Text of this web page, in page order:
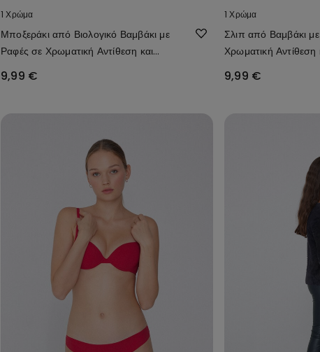
1 Χρώμα
Μποξεράκι από Βιολογικό Βαμβάκι με
Ραφές σε Χρωματική Αντίθεση και
9,99 €
1 Χρώμα
Σλιπ από Βαμβάκι
Χρωματική Αντίθεση
9,99 €